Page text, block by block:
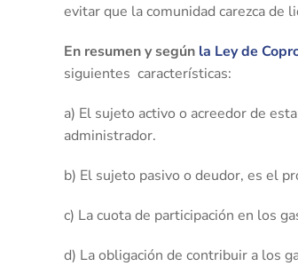
evitar que la comunidad carezca de
En resumen y según la Ley de
siguientes características:
a) El sujeto activo o acreedor de
administrador.
b) El sujeto pasivo o deudor, es el
c) La cuota de participación en los
d) La obligación de contribuir a los